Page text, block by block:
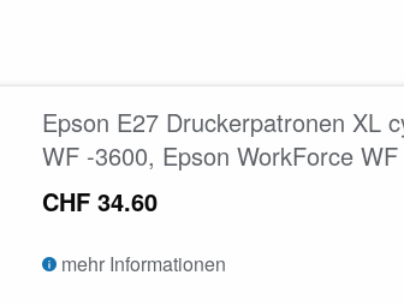
Epson E27 Druckerpatronen XL
WF -3600, Epson WorkForce
CHF 34.60
mehr Informationen